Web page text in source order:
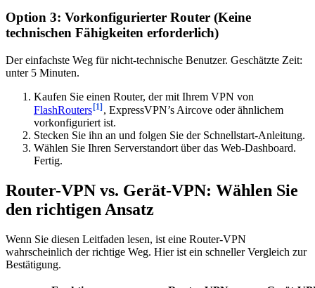
Option 3: Vorkonfigurierter Router (Keine
technischen Fähigkeiten erforderlich)
Der einfachste Weg für nicht-technische Benutzer. Geschätzte Zeit:
unter 5 Minuten.
Kaufen Sie einen Router, der mit Ihrem VPN von
FlashRouters [1] , ExpressVPN’s Aircove oder ähnlichem
vorkonfiguriert ist.
Stecken Sie ihn an und folgen Sie der Schnellstart-Anleitung.
Wählen Sie Ihren Serverstandort über das Web-Dashboard.
Fertig.
Router-VPN vs. Gerät-VPN: Wählen Sie
den richtigen Ansatz
Wenn Sie diesen Leitfaden lesen, ist eine Router-VPN
wahrscheinlich der richtige Weg. Hier ist ein schneller Vergleich zur
Bestätigung.